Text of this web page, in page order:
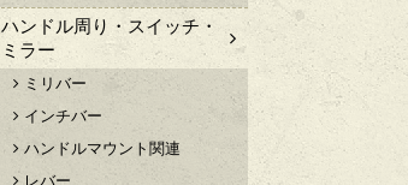
ハンドル周り・スイッチ・
ミラー
ミリバー
インチバー
ハンドルマウント関連
レバー